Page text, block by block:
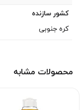
کشور سازنده
کره جنوبی
محصولات مشابه